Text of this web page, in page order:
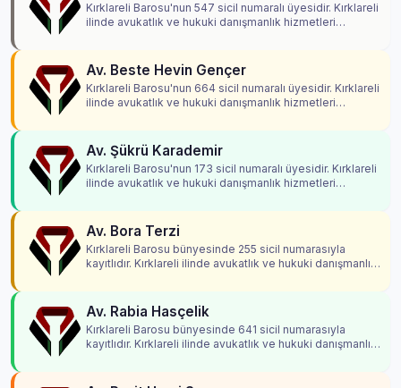
Kırklareli Barosu'nun 547 sicil numaralı üyesidir. Kırklareli
ilinde avukatlık ve hukuki danışmanlık hizmetleri
Av. Beste Hevin Gençer
Kırklareli Barosu'nun 664 sicil numaralı üyesidir. Kırklareli
ilinde avukatlık ve hukuki danışmanlık hizmetleri
Av. Şükrü Karademir
Kırklareli Barosu'nun 173 sicil numaralı üyesidir. Kırklareli
ilinde avukatlık ve hukuki danışmanlık hizmetleri
Av. Bora Terzi
Kırklareli Barosu bünyesinde 255 sicil numarasıyla
kayıtlıdır. Kırklareli ilinde avukatlık ve hukuki danışmanlık
Av. Rabia Hasçelik
Kırklareli Barosu bünyesinde 641 sicil numarasıyla
kayıtlıdır. Kırklareli ilinde avukatlık ve hukuki danışmanlık